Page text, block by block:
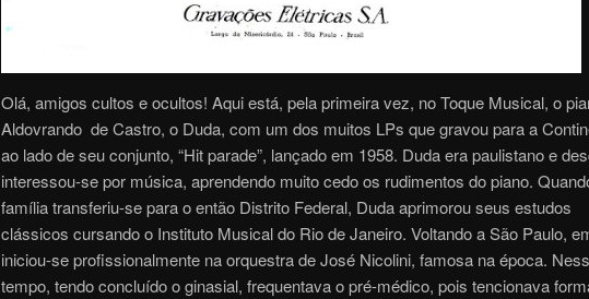
Olá, amigos cultos e ocultos! Aqui está, pela primeira vez, no Toque Musical, o
Aldovrando de Castro, o Duda, com um dos muitos LPs que gravou para a
ao lado de seu conjunto, “Hit parade”, lançado em 1958. Duda era paulistano e
interessou-se por música, aprendendo muito cedo os rudimentos do piano.
família transferiu-se para o então Distrito Federal, Duda aprimorou seus estudos
clássicos cursando o Instituto Musical do Rio de Janeiro. Voltando a São Paulo,
iniciou-se profissionalmente na orquestra de José Nicolini, famosa na época.
tempo, tendo concluído o ginasial, frequentava o pré-médico, pois tencionava